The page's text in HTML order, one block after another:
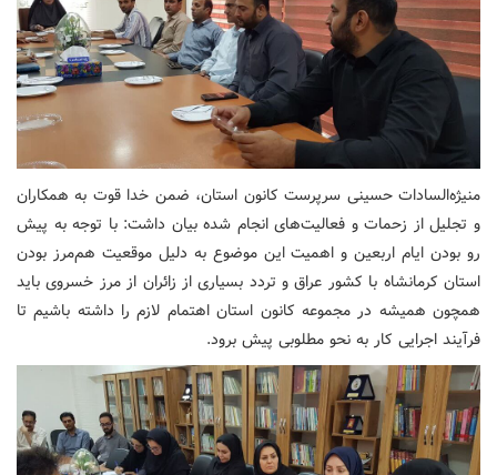
منیژه‌السادات حسینی سرپرست کانون استان، ضمن خدا قوت به همکاران
و تجلیل از زحمات و فعالیت‌های انجام شده بیان داشت: با توجه به پیش
رو بودن ایام اربعین و اهمیت این موضوع به دلیل موقعیت هم‌مرز بودن
استان کرمانشاه با کشور عراق و تردد بسیاری از زائران از مرز خسروی باید
همچون همیشه در مجموعه کانون استان اهتمام لازم را داشته باشیم تا
فرآیند اجرایی کار به نحو مطلوبی پیش برود.